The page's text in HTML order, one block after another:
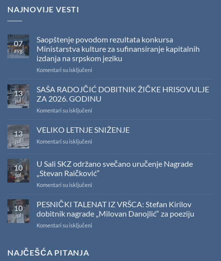
NAJNOVIJE VESTI
07
avg
Saopštenje povodom rezultata konkursa
Ministarstva kulture za sufinansiranje kapitalnih
izdanja na srpskom jeziku
Komentari su isključeni
povodom
konkursa
za
na
srpskom
13
jul
SAŠA RADOJČIĆ DOBITNIK ŽIČKE HRISOVULJE
ZA 2026. GODINU
Komentari su isključeni
RADOJČIĆ
2026.
GODINU
13
jul
VELIKO LETNJE SNIŽENJE
Komentari su isključeni
SNIŽENJE
10
jul
U Sali SKZ održano svečano uručenje Nagrade
„Stevan Raičković”
Komentari su isključeni
Sali
održano
10
jul
PESNIČKI TALENAT IZ VRŠCA: Stefan Kirilov
dobitnik nagrade „Milovan Danojlić“ za poeziju
Komentari su isključeni
NAJČEŠĆA PITANJA